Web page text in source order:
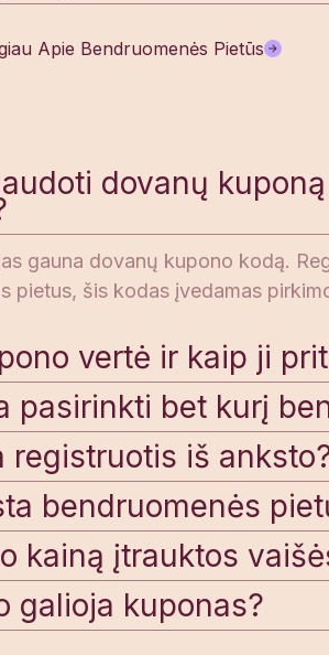
Apie Bendruomenės Pietūs
dovanų
gauna dovanų kupono kodą.
pietus, šis kodas įvedamas
vertė ir kaip ji
pasirinkti bet kurį
registruotis iš
bendruomenės
kainą įtrauktos
galioja kuponas?